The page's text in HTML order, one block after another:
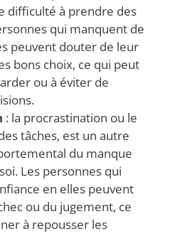
difficulté à prendre des
qui manquent de
peuvent douter de leur
bons choix, ce qui peut
ou à éviter de
: la procrastination ou le
tâches, est un autre
du manque
Les personnes qui
en elles peuvent
ou du jugement, ce
à repousser les